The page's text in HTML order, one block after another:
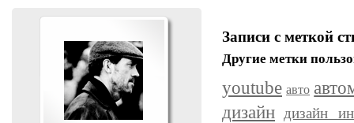
Записи с меткой
Другие метки
youtube авто
дизайн дизайн